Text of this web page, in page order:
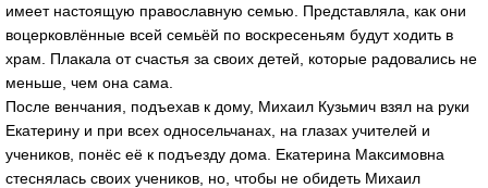
имеет настоящую православную семью. Представляла, как они
воцерковлённые всей семьёй по воскресеньям будут ходить в
храм. Плакала от счастья за своих детей, которые радовались не
меньше, чем она сама.
После венчания, подъехав к дому, Михаил Кузьмич взял на руки
Екатерину и при всех односельчанах, на глазах учителей и
учеников, понёс её к подъезду дома. Екатерина Максимовна
стеснялась своих учеников, но, чтобы не обидеть Михаил